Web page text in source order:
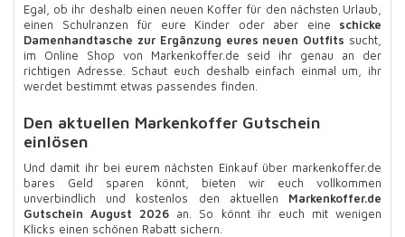
Egal, ob ihr deshalb einen neuen Koffer für den nächsten Urlaub,
einen Schulranzen für eure Kinder oder aber eine schicke
Damenhandtasche zur Ergänzung eures neuen Outfits sucht,
im Online Shop von Markenkoffer.de seid ihr genau an der
richtigen Adresse. Schaut euch deshalb einfach einmal um, ihr
werdet bestimmt etwas passendes finden.
Den aktuellen Markenkoffer Gutschein
einlösen
Und damit ihr bei eurem nächsten Einkauf über markenkoffer.de
bares Geld sparen könnt, bieten wir euch vollkommen
unverbindlich und kostenlos den aktuellen Markenkoffer.de
Gutschein August 2026 an. So könnt ihr euch mit wenigen
Klicks einen schönen Rabatt sichern.